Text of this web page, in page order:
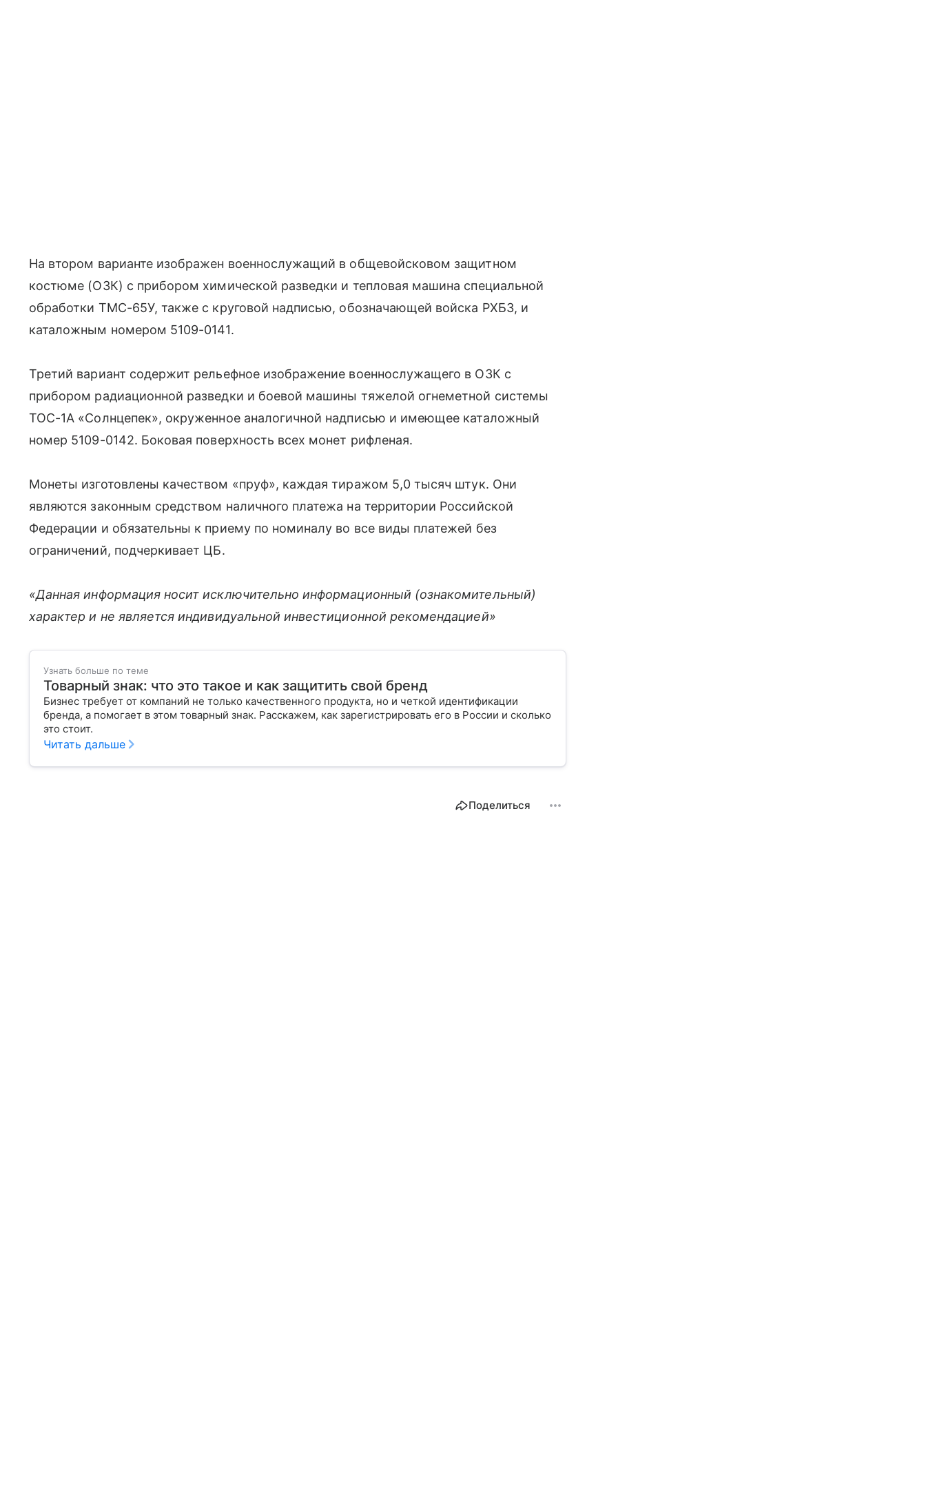
На втором варианте изображен военнослужащий в общевойсковом защитном
костюме (ОЗК) с прибором химической разведки и тепловая машина специальной
обработки ТМС-65У, также с круговой надписью, обозначающей войска РХБЗ, и
каталожным номером 5109-0141.
Третий вариант содержит рельефное изображение военнослужащего в ОЗК с
прибором радиационной разведки и боевой машины тяжелой огнеметной системы
ТОС-1А «Солнцепек», окруженное аналогичной надписью и имеющее каталожный
номер 5109-0142. Боковая поверхность всех монет рифленая.
Монеты изготовлены качеством «пруф», каждая тиражом 5,0 тысяч штук. Они
являются законным средством наличного платежа на территории Российской
Федерации и обязательны к приему по номиналу во все виды платежей без
ограничений, подчеркивает ЦБ.
«Данная информация носит исключительно информационный (ознакомительный)
характер и не является индивидуальной инвестиционной рекомендацией»
Узнать больше по теме
Товарный знак: что это такое и как защитить свой бренд
Бизнес требует от компаний не только качественного продукта, но и четкой идентификации
бренда, а помогает в этом товарный знак. Расскажем, как зарегистрировать его в России и сколько
это стоит.
Читать дальше
Поделиться